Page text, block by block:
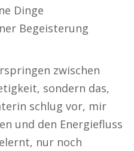
Dinge
Begeisterung
zwischen
sondern das,
schlug vor, mir
und den Energiefluss
nur noch